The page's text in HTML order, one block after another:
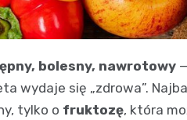
bolesny, nawrotowy
wydaje się „zdrowa”.
tylko o fruktozę, która